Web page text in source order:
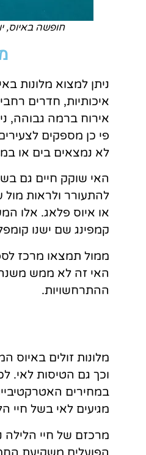
חופשה באיוס,
ניתן למצוא מלונות
איכותיות, חדרים
אירוח ברמה גבוהה,
פי כן מספקים
לא נמצאים בים או
האי שוקק חיים גם
להתעורר ולראות מול
או איוס פלאג. אלו
קמפינג שם ישנו
ממול תמצאו מרכז
האי זה לא ממש משנה
ההתרחשויות.
מלונות זולים באיוס
וכך גם הטיסות לאי.
במחירים
מגיעים לאי בשל חיי
מרכזם של חיי הלילה
הפועלים משקיעת